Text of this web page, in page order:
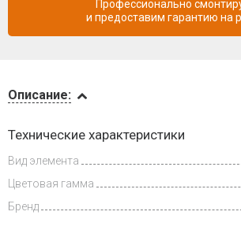
Доставка
и оплата
Описание:
Технические характеристики
Вид элемента
Цветовая гамма
Бренд
Профессионально
и предоставим гарантию на